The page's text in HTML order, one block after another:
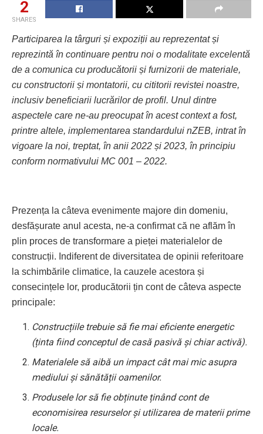
2
SHARES
Participarea la târguri și expoziții au reprezentat și
reprezintă în continuare pentru noi o modalitate excelentă
de a comunica cu producătorii și furnizorii de materiale,
cu constructorii și montatorii, cu cititorii revistei noastre,
inclusiv beneficiarii lucrărilor de profil. Unul dintre
aspectele care ne-au preocupat în acest context a fost,
printre altele, implementarea standardului nZEB, intrat în
vigoare la noi, treptat, în anii 2022 și 2023, în principiu
conform normativului MC 001 – 2022.
Prezența la câteva evenimente majore din domeniu,
desfășurate anul acesta, ne-a confirmat că ne aflăm în
plin proces de transformare a pieței materialelor de
construcții. Indiferent de diversitatea de opinii referitoare
la schimbările climatice, la cauzele acestora și
consecințele lor, producătorii țin cont de câteva aspecte
principale:
Construcțiile trebuie să fie mai eficiente energetic
(ținta fiind conceptul de casă pasivă și chiar activă).
Materialele să aibă un impact cât mai mic asupra
mediului și sănătății oamenilor.
Produsele lor să fie obținute ținând cont de
economisirea resurselor și utilizarea de materii prime
locale.